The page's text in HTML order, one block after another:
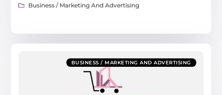
Business / Marketing And Advertising
BUSINESS / MARKETING AND ADVERTISING